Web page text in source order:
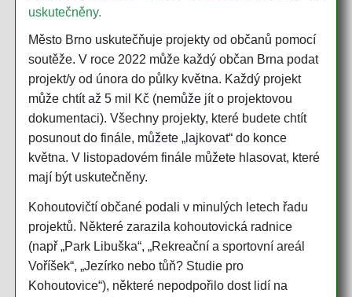
uskutečněny.
Město Brno uskutečňuje projekty od občanů pomocí
soutěže. V roce 2022 může každý občan Brna podat
projekt/y od února do půlky května. Každý projekt
může chtít až 5 mil Kč (nemůže jít o projektovou
dokumentaci). Všechny projekty, které budete chtít
posunout do finále, můžete „lajkovat“ do konce
května. V listopadovém finále můžete hlasovat, které
mají být uskutečněny.
Kohoutovičtí občané podali v minulých letech řadu
projektů. Některé zarazila kohoutovická radnice
(např „Park Libuška“, „Rekreační a sportovní areál
Voříšek“, „Jezírko nebo tůň? Studie pro
Kohoutovice“), některé nepodpořilo dost lidí na